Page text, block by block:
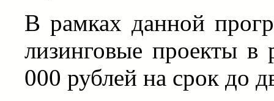
В рамках данной
лизинговые проекты
000 рублей на срок до